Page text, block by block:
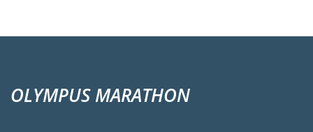
OLYMPUS MARATHON